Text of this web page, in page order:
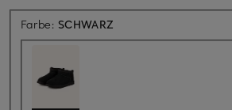
Farbe: SCHWARZ